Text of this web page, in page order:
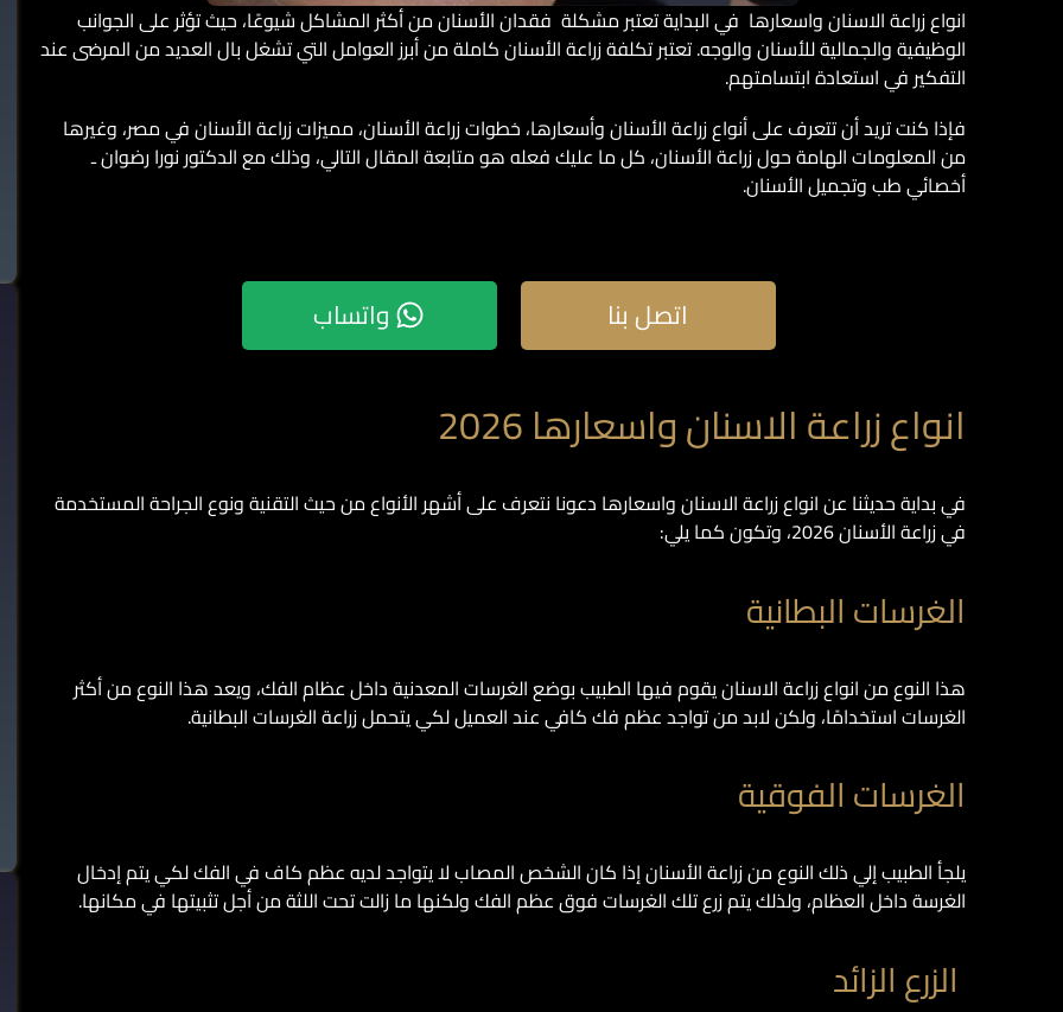
انواع زراعة الاسنان واسعارها في البداية تعتبر مشكلة فقدان الأسنان من أكثر المشاكل شيوعًا، حيث تؤثر على الجوانب
الوظيفية والجمالية للأسنان والوجه. تعتبر تكلفة زراعة الأسنان كاملة من أبرز العوامل التي تشغل بال العديد من المرضى عند
التفكير في استعادة ابتسامتهم.
فإذا كنت تريد أن تتعرف على أنواع زراعة الأسنان وأسعارها، خطوات زراعة الأسنان، مميزات زراعة الأسنان في مصر، وغيرها
من المعلومات الهامة حول زراعة الأسنان، كل ما عليك فعله هو متابعة المقال التالي، وذلك مع الدكتور نورا رضوان ـ
أخصائي طب وتجميل الأسنان.
اتصل بنا واتساب
انواع زراعة الاسنان واسعارها 2026
في بداية حديثنا عن انواع زراعة الاسنان واسعارها دعونا نتعرف على أشهر الأنواع من حيث التقنية ونوع الجراحة المستخدمة
في زراعة الأسنان 2026، وتكون كما يلي:
الغرسات البطانية
هذا النوع من انواع زراعة الاسنان يقوم فيها الطبيب بوضع الغرسات المعدنية داخل عظام الفك، ويعد هذا النوع من أكثر
الغرسات استخدامًا، ولكن لابد من تواجد عظم فك كافي عند العميل لكي يتحمل زراعة الغرسات البطانية.
الغرسات الفوقية
يلجأ الطبيب إلي ذلك النوع من زراعة الأسنان إذا كان الشخص المصاب لا يتواجد لديه عظم كاف في الفك لكي يتم إدخال
الغرسة داخل العظام، ولذلك يتم زرع تلك الغرسات فوق عظم الفك ولكنها ما زالت تحت اللثة من أجل تثبيتها في مكانها.
الزرع الزائد